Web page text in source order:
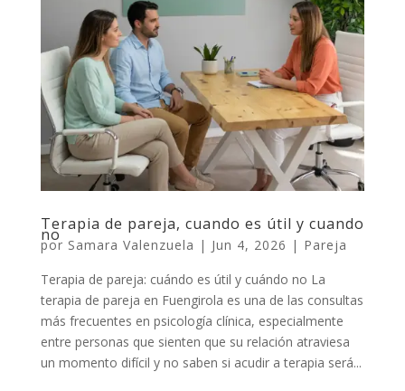
Terapia de pareja, cuando es útil y cuando
no
por Samara Valenzuela | Jun 4, 2026 | Pareja
Terapia de pareja: cuándo es útil y cuándo no La
terapia de pareja en Fuengirola es una de las consultas
más frecuentes en psicología clínica, especialmente
entre personas que sienten que su relación atraviesa
un momento difícil y no saben si acudir a terapia será...